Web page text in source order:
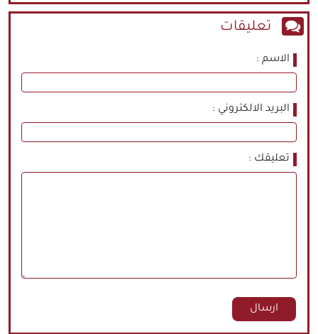
تعليقات
الاسم
البريد الالكتروني
تعليقك